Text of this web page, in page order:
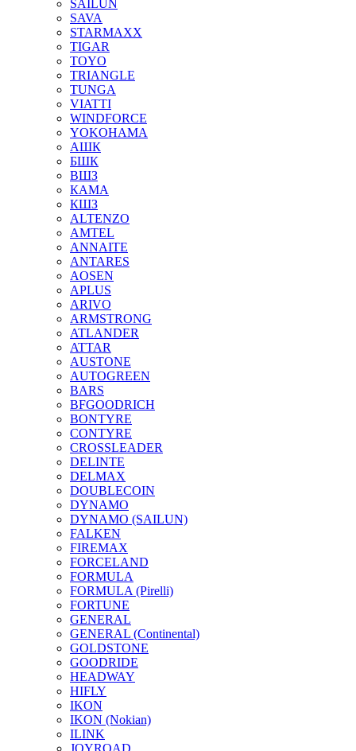
SAILUN
SAVA
STARMAXX
TIGAR
TOYO
TRIANGLE
TUNGA
VIATTI
WINDFORCE
YOKOHAMA
АШК
БШК
ВШЗ
КАМА
КШЗ
ALTENZO
AMTEL
ANNAITE
ANTARES
AOSEN
APLUS
ARIVO
ARMSTRONG
ATLANDER
ATTAR
AUSTONE
AUTOGREEN
BARS
BFGOODRICH
BONTYRE
CONTYRE
CROSSLEADER
DELINTE
DELMAX
DOUBLECOIN
DYNAMO
DYNAMO (SAILUN)
FALKEN
FIREMAX
FORCELAND
FORMULA
FORMULA (Pirelli)
FORTUNE
GENERAL
GENERAL (Continental)
GOLDSTONE
GOODRIDE
HEADWAY
HIFLY
IKON
IKON (Nokian)
ILINK
JOYROAD